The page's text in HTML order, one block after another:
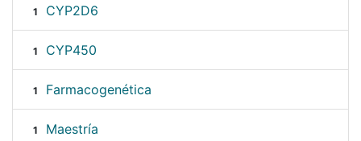
1 CYP2D6
1 CYP450
1 Farmacogenética
1 Maestría